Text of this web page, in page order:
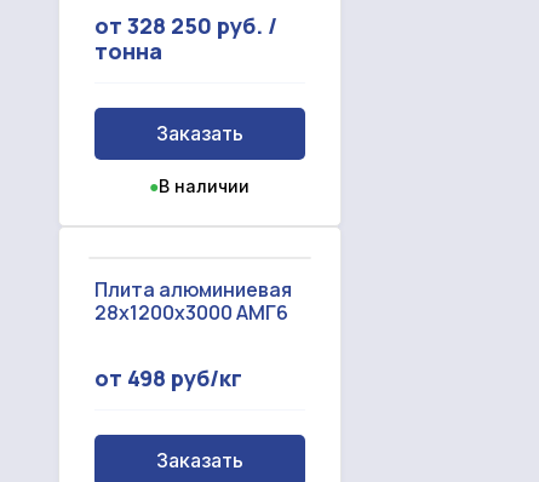
от 328 250 руб. /
тонна
Заказать
●В наличии
Плита алюминиевая
28x1200x3000 АМГ6
от 498 руб/кг
Заказать